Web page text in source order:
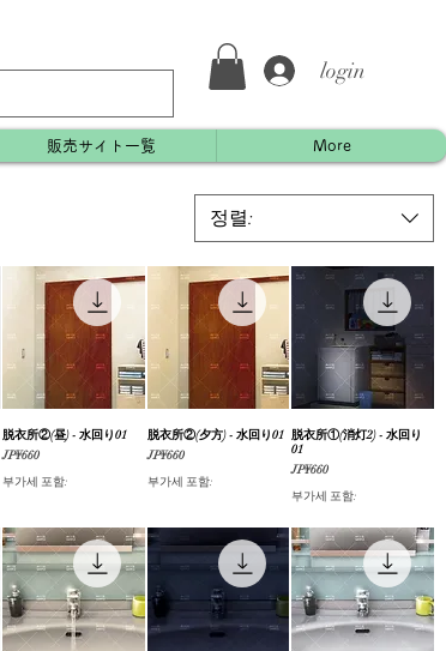
login
販売サイト一覧 More
정렬:
제품보기
脱衣所②(昼) - 水回り01
가격
JP¥660
부가세 포함:
제품보기
脱衣所②(夕方) - 水回り01
가격
JP¥660
부가세 포함:
제품보기
脱衣所①(消灯2) - 水回り
01
가격
JP¥660
부가세 포함: